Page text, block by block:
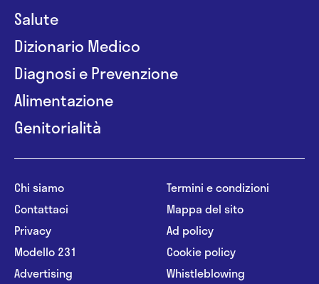
Salute
Dizionario Medico
Diagnosi e Prevenzione
Alimentazione
Genitorialità
Chi siamo
Contattaci
Privacy
Modello 231
Advertising
Termini e condizioni
Mappa del sito
Ad policy
Cookie policy
Whistleblowing